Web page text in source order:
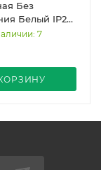
Без
Белый IP20
Мастер7